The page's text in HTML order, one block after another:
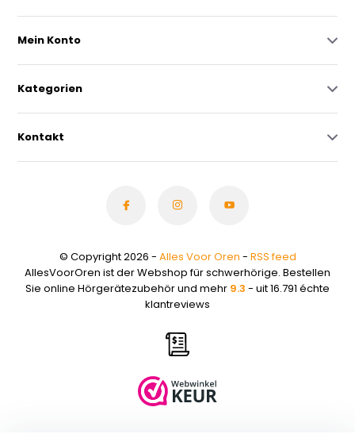
Mein Konto
Kategorien
Kontakt
© Copyright 2026 - Alles Voor Oren - RSS feed
AllesVoorOren ist der Webshop für schwerhörige. Bestellen
Sie online Hörgerätezubehör und mehr 9.3 - uit 16.791 échte
klantreviews